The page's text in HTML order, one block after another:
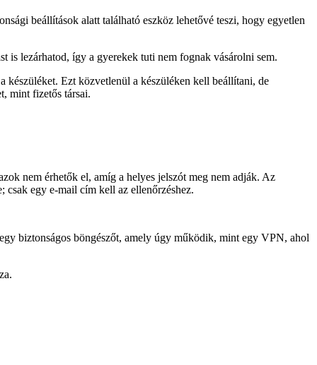
beállítások alatt található eszköz lehetővé teszi, hogy egyetlen
is lezárhatod, így a gyerekek tuti nem fognak vásárolni sem.
készüléket. Ezt közvetlenül a készüléken kell beállítani, de
mint fizetős társai.
nem érhetők el, amíg a helyes jelszót meg nem adják. Az
egy e-mail cím kell az ellenőrzéshez.
biztonságos böngészőt, amely úgy működik, mint egy VPN, ahol